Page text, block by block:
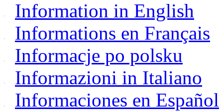
Information in English
Informations en Français
Informacje po polsku
Informazioni in Italiano
Informaciones en Español